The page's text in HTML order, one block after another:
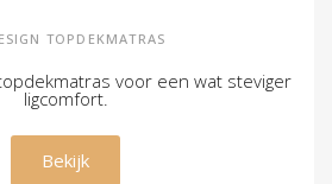
TOPDEKMATRAS
voor een wat steviger
ligcomfort.
€ 210,00
Bekijk